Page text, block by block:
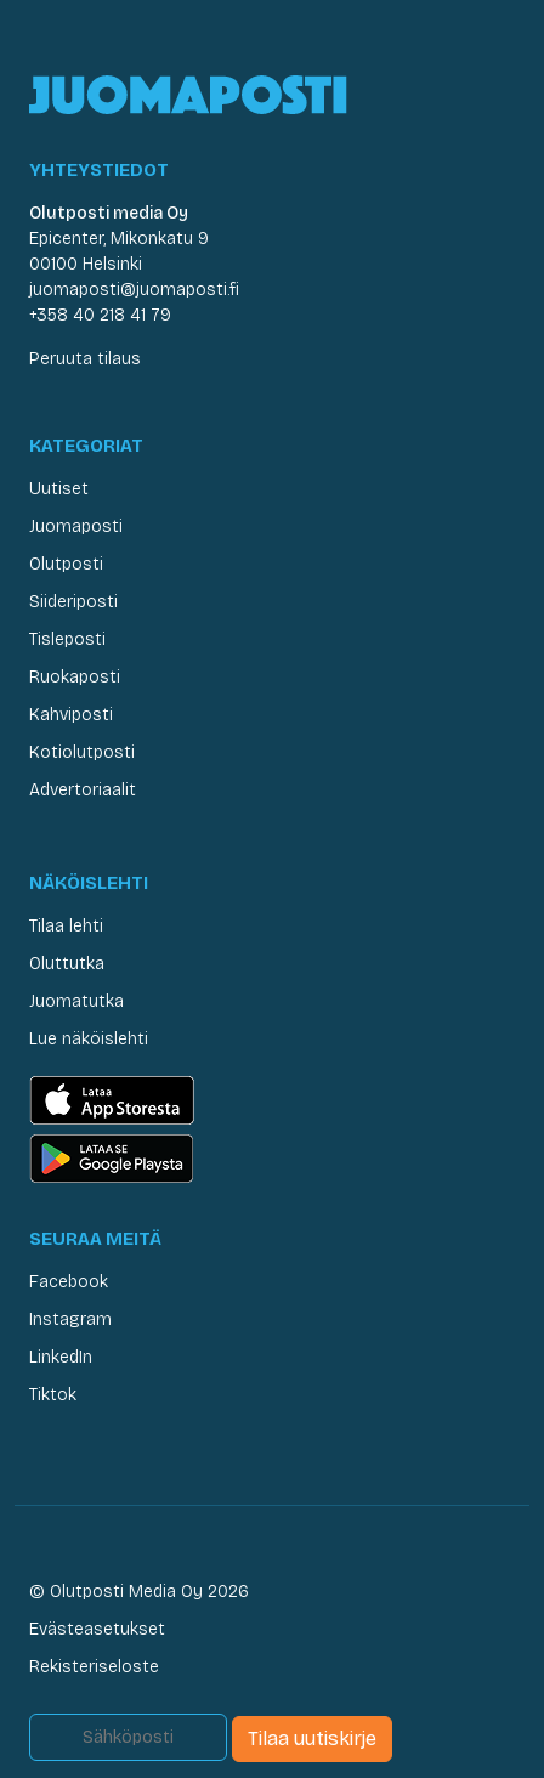
YHTEYSTIEDOT
Olutposti media Oy
Epicenter, Mikonkatu 9
00100 Helsinki
juomaposti@juomaposti.fi
+358 40 218 41 79
Peruuta tilaus
KATEGORIAT
Uutiset
Juomaposti
Olutposti
Siideriposti
Tisleposti
Ruokaposti
Kahviposti
Kotiolutposti
Advertoriaalit
NÄKÖISLEHTI
Tilaa lehti
Oluttutka
Juomatutka
Lue näköislehti
SEURAA MEITÄ
Facebook
Instagram
LinkedIn
Tiktok
© Olutposti Media Oy 2026
Evästeasetukset
Rekisteriseloste
Tilaa uutiskirje